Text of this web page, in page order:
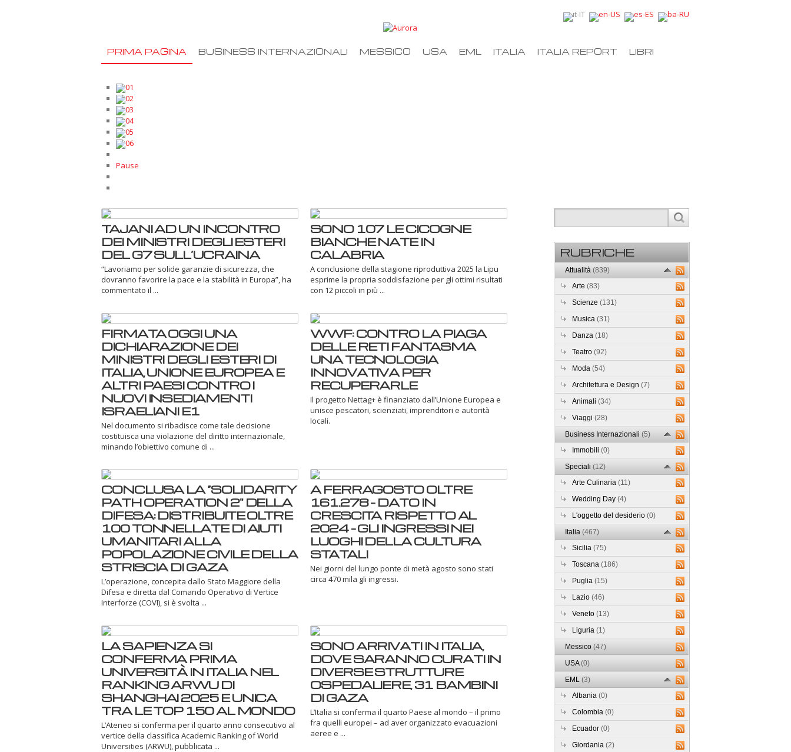
PRIMA PAGINA BUSINESS INTERNAZIONALI MESSICO USA EML ITALIA ITALIA REPORT LIBRI
01
02
03
04
05
06
Pause
TAJANI AD UN INCONTRO
DEI MINISTRI DEGLI ESTERI
DEL G7 SULL’UCRAINA
“Lavoriamo per solide garanzie di sicurezza, che
dovranno favorire la pace e la stabilità in Europa”, ha
commentato il ...
SONO 107 LE CICOGNE
BIANCHE NATE IN
CALABRIA
A conclusione della stagione riproduttiva 2025 la Lipu
esprime la propria soddisfazione per gli ottimi risultati
con 12 piccoli in più ...
FIRMATA OGGI UNA
DICHIARAZIONE DEI
MINISTRI DEGLI ESTERI DI
ITALIA, UNIONE EUROPEA E
ALTRI PAESI CONTRO I
NUOVI INSEDIAMENTI
ISRAELIANI E1
Nel documento si ribadisce come tale decisione
costituisca una violazione del diritto internazionale,
minando l’obiettivo comune di ...
WWF: CONTRO LA PIAGA
DELLE RETI FANTASMA
UNA TECNOLOGIA
INNOVATIVA PER
RECUPERARLE
Il progetto Nettag+ è finanziato dall’Unione Europea e
unisce pescatori, scienziati, imprenditori e autorità
locali.
CONCLUSA LA “SOLIDARITY
PATH OPERATION 2" DELLA
DIFESA: DISTRIBUITE OLTRE
100 TONNELLATE DI AIUTI
UMANITARI ALLA
POPOLAZIONE CIVILE DELLA
STRISCIA DI GAZA
L’operazione, concepita dallo Stato Maggiore della
Difesa e diretta dal Comando Operativo di Vertice
Interforze (COVI), si è svolta ...
A FERRAGOSTO OLTRE
161.278 – DATO IN
CRESCITA RISPETTO AL
2024 - GLI INGRESSI NEI
LUOGHI DELLA CULTURA
STATALI
Nei giorni del lungo ponte di metà agosto sono stati
circa 470 mila gli ingressi.
LA SAPIENZA SI
CONFERMA PRIMA
UNIVERSITÀ IN ITALIA NEL
RANKING ARWU DI
SHANGHAI 2025 E UNICA
TRA LE TOP 150 AL MONDO
L’Ateneo si conferma per il quarto anno consecutivo al
vertice della classifica Academic Ranking of World
Universities (ARWU), pubblicata ...
SONO ARRIVATI IN ITALIA,
DOVE SARANNO CURATI IN
DIVERSE STRUTTURE
OSPEDALIERE, 31 BAMBINI
DI GAZA
L’Italia si conferma il quarto Paese al mondo – il primo
fra quelli europei – ad aver organizzato evacuazioni
aeree e ...
RUBRICHE
Attualità(839)
Arte(83)
Scienze(131)
Musica(31)
Danza(18)
Teatro(92)
Moda(54)
Architettura e Design(7)
Animali(34)
Viaggi(28)
Business Internazionali(5)
Immobili(0)
Speciali(12)
Arte Culinaria(11)
Wedding Day(4)
L'oggetto del desiderio(0)
Italia(467)
Sicilia(75)
Toscana(186)
Puglia(15)
Lazio(46)
Veneto(13)
Liguria(1)
Messico(47)
USA(0)
EML(3)
Albania(0)
Colombia(0)
Ecuador(0)
Giordania(2)